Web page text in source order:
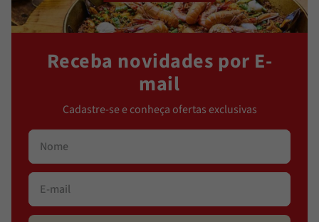
Receba novidades por E-
mail
Cadastre-se e conheça ofertas exclusivas